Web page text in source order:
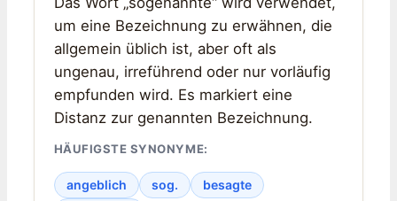
um eine Bezeichnung zu erwähnen, die
allgemein üblich ist, aber oft als
ungenau, irreführend oder nur vorläufig
empfunden wird. Es markiert eine
Distanz zur genannten Bezeichnung.
HÄUFIGSTE SYNONYME:
angeblich sog.
besagte